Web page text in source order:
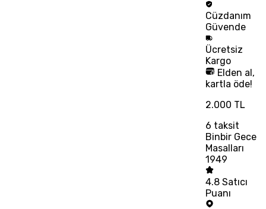
Cüzdanım
Güvende
Ücretsiz
Kargo
Elden al,
kartla öde!
2.000 TL
6 taksit
Binbir Gece
Masalları
1949
4.8 Satıcı
Puanı